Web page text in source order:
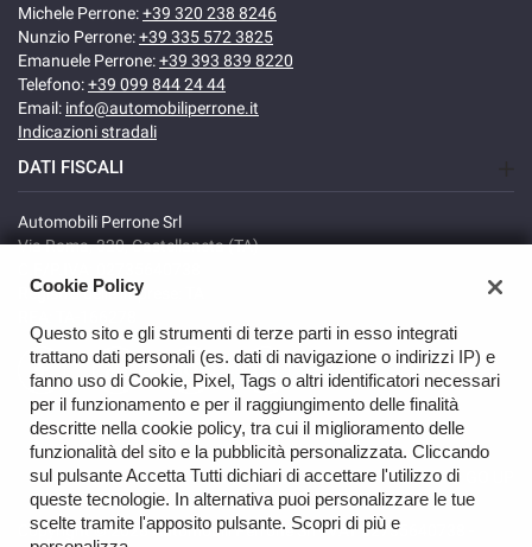
Michele Perrone:+39 320 238 8246
Nunzio Perrone:+39 335 572 3825
Emanuele Perrone:+39 393 839 8220
Telefono:+39 099 844 24 44
Email: info@automobiliperrone.it
Indicazioni stradali
DATI FISCALI
Automobili Perrone Srl
Via Roma, 320, Castellaneta (TA)
Registro delle imprese: TA
Copyright © 2026 Automobili Perrone Srl - VAT 02735640738 -
Cookie Policy
Questo sito e gli strumenti di terze parti in esso integrati
trattano dati personali (es. dati di navigazione o indirizzi IP) e
fanno uso di Cookie, Pixel, Tags o altri identificatori necessari
per il funzionamento e per il raggiungimento delle finalità
descritte nella cookie policy, tra cui il miglioramento delle
funzionalità del sito e la pubblicità personalizzata. Cliccando
sul pulsante Accetta Tutti dichiari di accettare l'utilizzo di
queste tecnologie. In alternativa puoi personalizzare le tue
scelte tramite l'apposito pulsante. Scopri di più e